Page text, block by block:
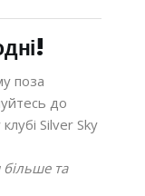
поза
до
Silver Sky
більше та